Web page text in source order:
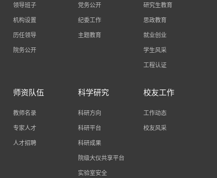
领导班子
机构设置
历任领导
院务公开
党务公开
纪委工作
主题教育
研究生教育
思政教育
就业创业
学生风采
工程认证
师资队伍
教师名录
专家人才
人才招聘
科学研究
科研方向
科研平台
科研成果
院级大仪共享平台
实验室安全
校友工作
工作动态
校友风采